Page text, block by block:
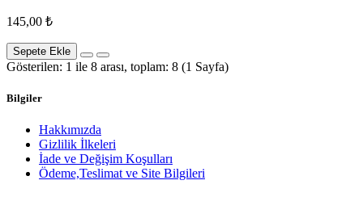
145,00 ₺
Sepete Ekle
Gösterilen: 1 ile 8 arası, toplam: 8 (1 Sayfa)
Bilgiler
Hakkımızda
Gizlilik İlkeleri
İade ve Değişim Koşulları
Ödeme,Teslimat ve Site Bilgileri